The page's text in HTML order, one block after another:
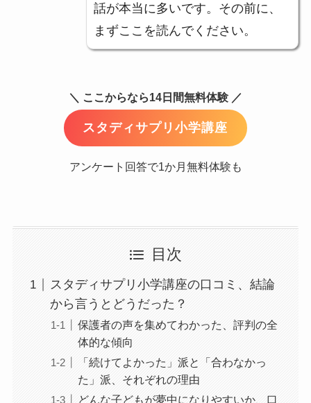
話が本当に多いです。その前に、
まずここを読んでください。
＼ ここからなら14日間無料体験 ／
スタディサプリ小学講座
アンケート回答で1か月無料体験も
目次
スタディサプリ小学講座の口コミ、結論
から言うとどうだった？
保護者の声を集めてわかった、評判の全
体的な傾向
「続けてよかった」派と「合わなかっ
た」派、それぞれの理由
どんな子どもが夢中になりやすいか、口